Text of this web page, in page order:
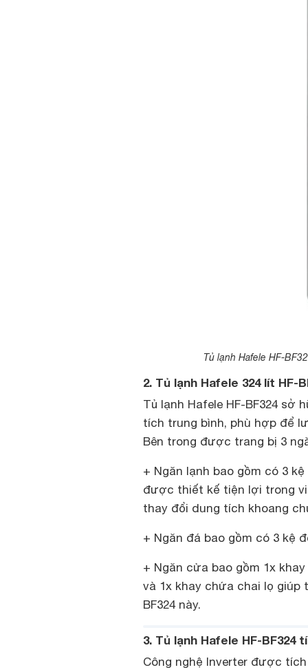
Tủ lạnh Hafele HF-
2. Tủ lạnh Hafele 324 lít HF-
Tủ lạnh Hafele HF-BF324
tích trung bình, phù hợp để
Bên trong được trang bị 3
+ Ngăn lạnh bao gồm có 3
được thiết kế tiện lợi trong
thay đổi dung tích khoang
+ Ngăn đá bao gồm có 3 kệ
+ Ngăn cửa bao gồm 1x
và 1x khay chứa chai lọ giúp
BF324 này.
3. Tủ lạnh Hafele HF-
Công nghệ Inverter được